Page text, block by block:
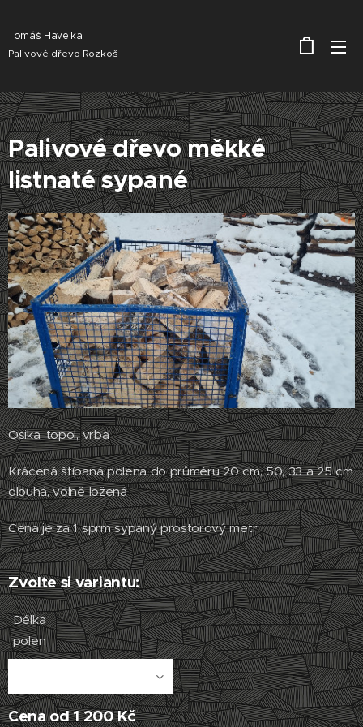
Tomáš Havelka
Palivové dřevo Rozkoš
Palivové dřevo měkké
listnaté sypané
Osika, topol, vrba
Krácená štípaná polena do průměru 20 cm, 50, 33 a 25 cm
dlouhá, volně ložená
Cena je za 1 sprm sypaný prostorový metr
Zvolte si variantu:
Délka
polen
Cena od1 200Kč